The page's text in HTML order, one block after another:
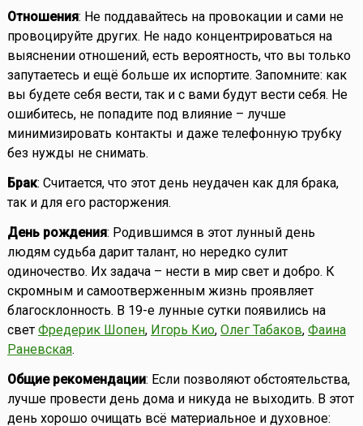
Отношения: Не поддавайтесь на провокации и сами не
провоцируйте других. Не надо концентрироваться на
выяснении отношений, есть вероятность, что вы только
запутаетесь и ещё больше их испортите. Запомните: как
вы будете себя вести, так и с вами будут вести себя. Не
ошибитесь, не попадите под влияние – лучше
минимизировать контакты и даже телефонную трубку
без нужды не снимать.
Брак: Считается, что этот день неудачен как для брака,
так и для его расторжения.
День рождения: Родившимся в этот лунный день
людям судьба дарит талант, но нередко сулит
одиночество. Их задача – нести в мир свет и добро. К
скромным и самоотверженным жизнь проявляет
благосклонность. В 19-е лунные сутки появились на
свет Фредерик Шопен, Игорь Кио, Олег Табаков, Фаина
Раневская.
Общие рекомендации: Если позволяют обстоятельства,
лучше провести день дома и никуда не выходить. В этот
день хорошо очищать всё материальное и духовное: